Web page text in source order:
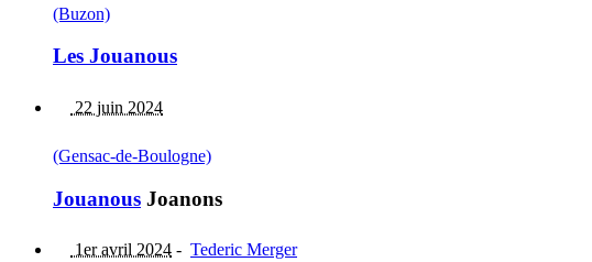
(Buzon)
Les Jouanous
22 juin 2024
(Gensac-de-Boulogne)
Jouanous Joanons
1er avril 2024 - Tederic Merger